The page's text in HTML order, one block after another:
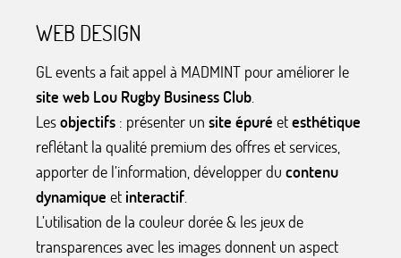
WEB DESIGN
GL events a fait appel à MADMINT pour améliorer le
site web Lou Rugby Business Club.
Lesobjectifs : présenter un site épuré etesthétique
reflétant la qualité premium des offres et services,
apporter de l’information, développer du contenu
dynamique et interactif.
L’utilisation de la couleur dorée & les jeux de
transparences avec les images donnent un aspect